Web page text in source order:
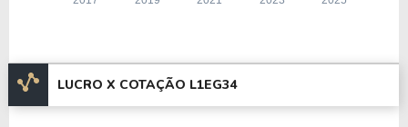
está listada no setor de Produtos de Consumo
LUCRO X COTAÇÃO L1EG34